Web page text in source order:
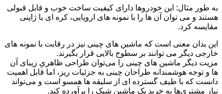
به طور مثال: این خودروها دارای کیفیت ساخت خوب و قابل قبولی
هستند و می ‌توان آن‌ ها را با نمونه ‌های اروپایی‌، کره‌ ای یا ژاپنی
مقایسه کرد.
این بدان معنی است که ماشین ‌های چینی نیز در رقابت با نمونه ‌های
خارجی دیگر می‌ توانند بر سطوح بالایی قرار بگیرند.
مزیت دیگر ماشین‌ های چینی را می‌توان طراحی ظاهریِ زیبای آن‌
ها و توجه هوشمندانه طراحان چینی به جزئیات ریز، اما قابل اهمیت
دانست که با طیف گسترده ‌ای از سلیقه‌ ها همسو است و می‌تواند
نیاز مشتری‌ها به خرید یک ماشین شیک را برآورده کند.